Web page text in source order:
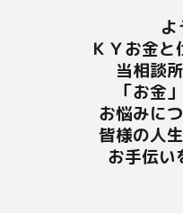
よ
ＫＹお金と
当相談
「お金
お悩みに
皆様の人
お手伝い